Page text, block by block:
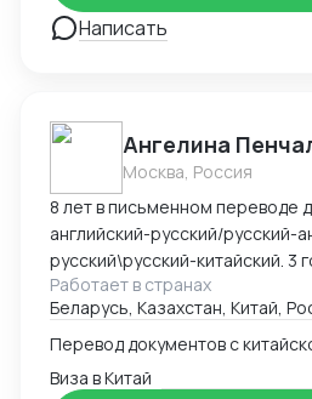
сделок. Анализ условий
интересов клиента в судах,
Написать
Ангелина
Москва, Россия
8 лет в письменном переводе
английский-русский/русский-
русский\русский-китайский. 3 года в устном
переводе в паре китайский-
китайский.
Работает в странах
Беларусь, Казахстан, Китай,
Виза в Китай